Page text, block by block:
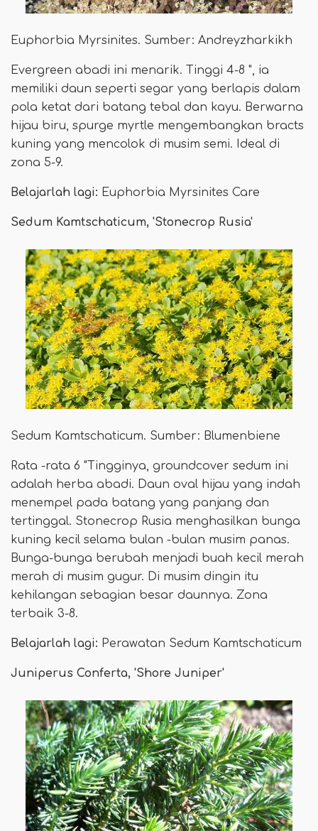
Euphorbia Myrsinites. Sumber: Andreyzharkikh
Evergreen abadi ini menarik. Tinggi 4-8 ", ia
memiliki daun seperti segar yang berlapis dalam
pola ketat dari batang tebal dan kayu. Berwarna
hijau biru, spurge myrtle mengembangkan bracts
kuning yang mencolok di musim semi. Ideal di
zona 5-9.
Belajarlah lagi: Euphorbia Myrsinites Care
Sedum Kamtschaticum, 'Stonecrop Rusia'
Sedum Kamtschaticum. Sumber: Blumenbiene
Rata -rata 6 "Tingginya, groundcover sedum ini
adalah herba abadi. Daun oval hijau yang indah
menempel pada batang yang panjang dan
tertinggal. Stonecrop Rusia menghasilkan bunga
kuning kecil selama bulan -bulan musim panas.
Bunga-bunga berubah menjadi buah kecil merah
merah di musim gugur. Di musim dingin itu
kehilangan sebagian besar daunnya. Zona
terbaik 3-8.
Belajarlah lagi: Perawatan Sedum Kamtschaticum
Juniperus Conferta, 'Shore Juniper'